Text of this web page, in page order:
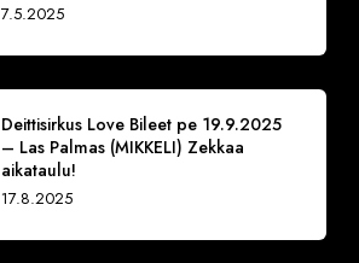
7.5.2025
Deittisirkus Love Bileet pe 19.9.2025
– Las Palmas (MIKKELI) Zekkaa
aikataulu!
17.8.2025